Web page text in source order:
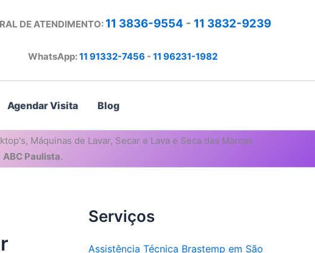
DE ATENDIMENTO: 11 3836-9554 - 11 3832-9239
WhatsApp:11 91332-7456 - 11 96231-1982
Agendar Visita Blog
Máquinas de Lavar, Secar e Lava e Seca das Marcas
ABC Paulista.
Serviços
Assistência Técnica Brastemp em São